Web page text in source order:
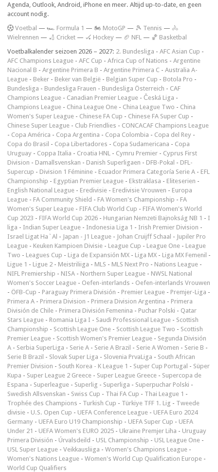
Agenda, Outlook, Android, iPhone en meer. Altijd up-to-date, en geen
account nodig.
Voetbal — 🏎️ Formula 1 — 🏍 MotoGP — 🎾 Tennis — 🚴
Wielrennen — 🏏 Cricket — 🏑 Hockey — 🏈 NFL — 🏀 Basketbal
Voetbalkalender seizoen 2026 – 2027: 2. Bundesliga - AFC Asian Cup -
AFC Champions League - AFC Cup - Africa Cup of Nations - Argentine
Nacional B - Argentine Primera B - Argentine Primera C - Australia A-
League - Beker - Beker van België - Belgian Super Cup - Botola Pro -
Bundesliga - Bundesliga Frauen - Bundesliga Österreich - CAF
Champions League - Canadian Premier League - Česká Liga -
Champions League - China League One - China League Two - China
Women's Super League - Chinese FA Cup - Chinese FA Super Cup -
Chinese Super League - Club Friendlies - CONCACAF Champions League
- Copa América - Copa Argentina - Copa Colombia - Copa del Rey -
Copa do Brasil - Copa Libertadores - Copa Sudamericana - Copa
Uruguay - Coppa Italia - Croatia HNL - Cymru Premier - Cyprus First
Division - Damallsvenskan - Danish Superligaen - DFB-Pokal - DFL-
Supercup - Division 1 Féminine - Ecuador Primera Categoría Serie A - EFL
Championship - Egyptian Premier League - Ekstraklasa - Eliteserien -
English National League - Eredivisie - Eredivisie Vrouwen - Europa
League - FA Community Shield - FA Women's Championship - FA
Women's Super League - FIFA Club World Cup - FIFA Women's World
Cup 2023 - FIFA World Cup 2026 - Hungarian Nemzeti Bajnokság NB 1 - I
liga - Indian Super League - Indonesia Liga 1 - Irish Premier Division -
Israel Ligat Ha`Al - Japan - J1 League - Johan Cruijff Schaal - Jupiler Pro
League - Keuken Kampioen Divisie - League Cup - League One - League
Two - Leagues Cup - Liga de Expansión MX - Liga MX - Liga MX Femenil -
Ligue 1 - Ligue 2 - Meistriliiga - MLS - MLS Next Pro - Nations League -
NIFL Premiership - NISA - Northern Super League - NWSL National
Women's Soccer League - Oefen-interlands - Oefen-interlands Vrouwen
- ÖFB-Cup - Paraguay Primera División - Premier League - Premjer-Liga -
Primera A - Primera Division - Primera Division Argentina - Primera
División de Chile - Primera División Femenina - Puchar Polski - Qatar
Stars League - Romania Liga I - Saudi Professional League - Scottish
Championship - Scottish League One - Scottish League Two - Scottish
Premier League - Scottish Women's Premier League - Segunda División
A - Serbia SuperLiga - Serie A - Serie A Brazil - Serie A Women - Serie B -
Serie B Brazil - Slovak Super Liga - Slovenia PrvaLiga - South African
Premier Division - South Korea - K League 1 - Super Cup Portugal - Süper
Kupa - Super League 2 Greece - Super League Greece - Supercopa de
Espana - Superleague - Superlig - Superliga - Superpuchar Polski -
Swedish Allsvenskan - Swiss Cup - Thai FA Cup - Thai League 1 -
Trophée des Champions - Turkish Cup - Türkiye TFF 1. Lig - Tweede
divisie - U.S. Open Cup - UEFA Conference League - UEFA Euro 2024
Germany - UEFA Euro U19 Championship - UEFA Super Cup - UEFA
Under 21 - UEFA Women's EURO 2025 - Ukraine Premjer Liha - Uruguay
Primera División - Úrvalsdeild - USL Championship - USL League One -
USL Super League - Veikkausliiga - Women's Champions League -
Women's Nations League - Women's World Cup Qualification Europe -
World Cup Qualifiers